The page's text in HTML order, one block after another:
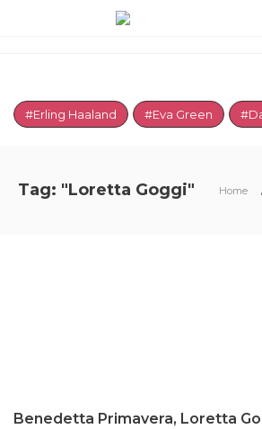
#Erling Haaland #Eva Green
Tag: "Loretta Goggi" Home
Benedetta Primavera, Loretta